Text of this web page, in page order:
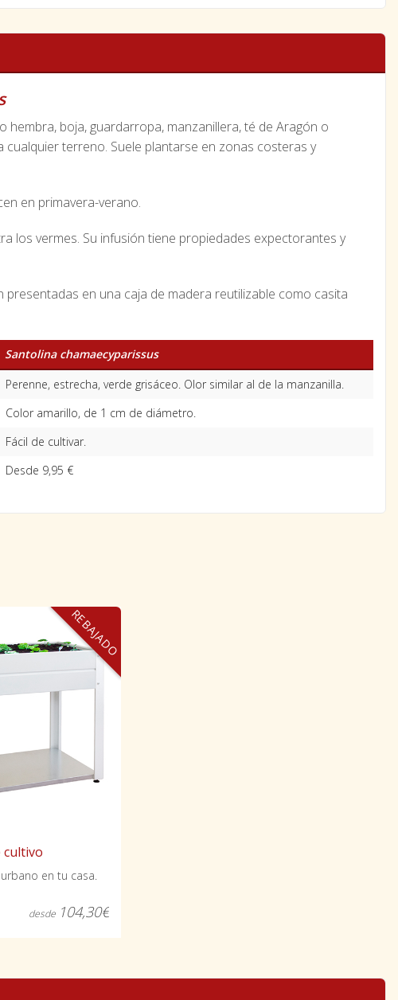
boja, guardarropa, manzanillera, té de Aragón o
terreno. Suele plantarse en zonas costeras y
en primavera-verano.
los vermes. Su infusión tiene propiedades expectorantes y
presentadas en una caja de madera reutilizable como casita
Santolina chamaecyparissus
Perenne, estrecha, verde grisáceo. Olor similar al de la manzanilla.
Color amarillo, de 1 cm de diámetro.
Fácil de cultivar.
Desde 9,95 €
REBAJADO
cultivo
en tu casa.
desde 104,30€